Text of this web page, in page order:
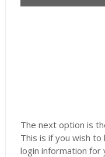
The next option is
This is if you wish to
login information for